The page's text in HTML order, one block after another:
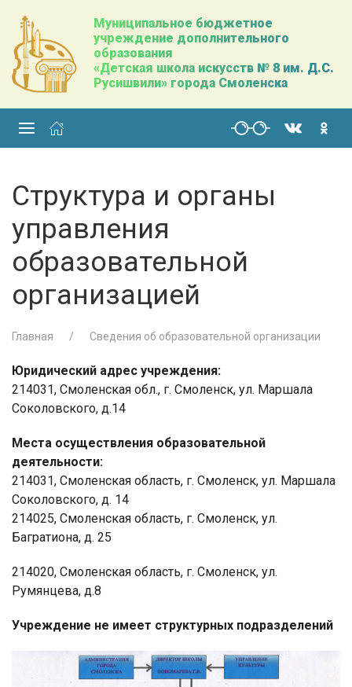
Муниципальное бюджетное
учреждение дополнительного
образования
«Детская школа искусств № 8 им. Д.С.
Русишвили» города Смоленска
Структура и органы
управления
образовательной
организацией
Главная Сведения об образовательной организации
Юридический адрес учреждения:
214031, Смоленская обл., г. Смоленск, ул. Маршала
Соколовского, д.14
Места осуществления образовательной
деятельности:
214031, Смоленская область, г. Смоленск, ул. Маршала
Соколовского, д. 14
214025, Смоленская область, г. Смоленск, ул.
Багратиона, д. 25
214020, Смоленская область, г. Смоленск, ул.
Румянцева, д.8
Учреждение не имеет структурных подразделений